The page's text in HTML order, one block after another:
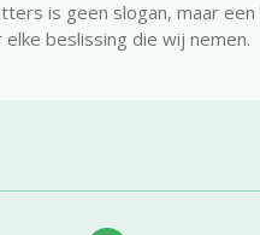
is geen slogan, maar een
elke beslissing die wij nemen.